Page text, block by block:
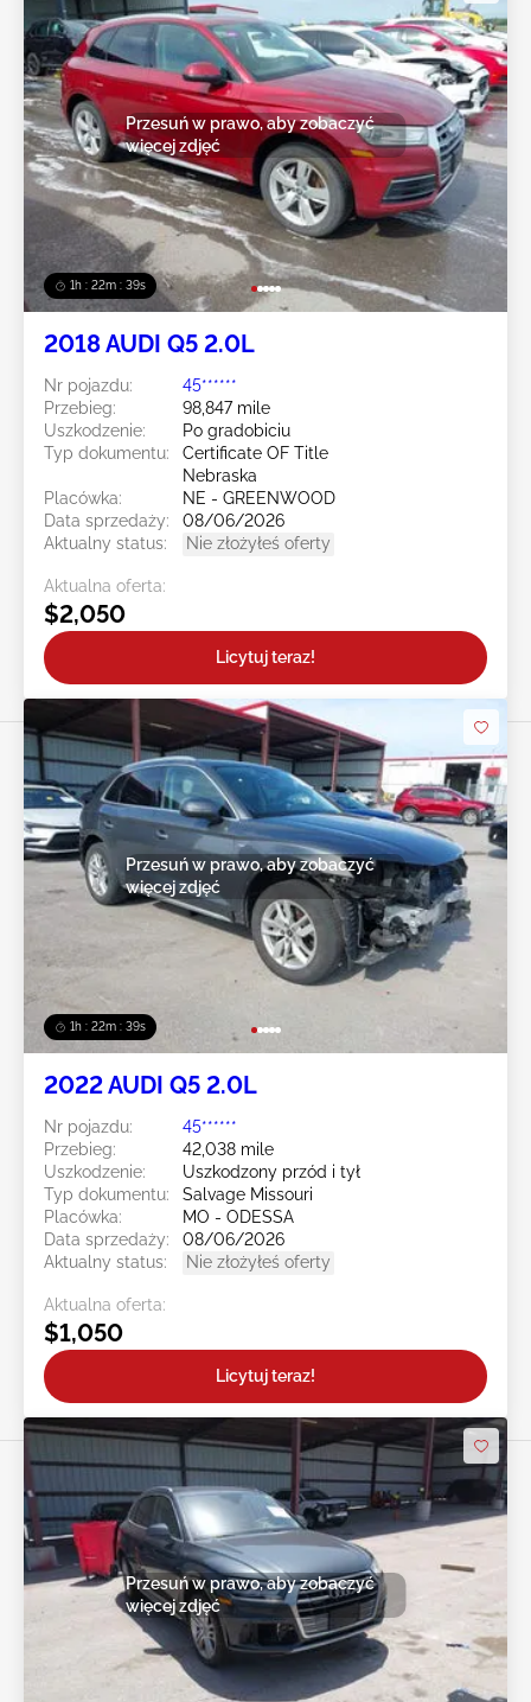
1h : 22m : 36s
Przesuń w prawo, aby zobaczyć
więcej zdjęć
2018 AUDI Q5 2.0L
Nr pojazdu:
45******
Przebieg:
98,847 mile
Uszkodzenie:
Po gradobiciu
Typ dokumentu:
Certificate OF Title
Nebraska
Placówka:
NE - GREENWOOD
Data sprzedaży:
08/06/2026
Aktualny status:
Nie złożyłeś oferty
Aktualna oferta:
$2,050
Licytuj teraz!
1h : 22m : 36s
Przesuń w prawo, aby zobaczyć
więcej zdjęć
2022 AUDI Q5 2.0L
Nr pojazdu:
45******
Przebieg:
42,038 mile
Uszkodzenie:
Uszkodzony przód i tył
Typ dokumentu:
Salvage Missouri
Placówka:
MO - ODESSA
Data sprzedaży:
08/06/2026
Aktualny status:
Nie złożyłeś oferty
Aktualna oferta:
$1,050
Licytuj teraz!
Przesuń w prawo, aby zobaczyć
więcej zdjęć